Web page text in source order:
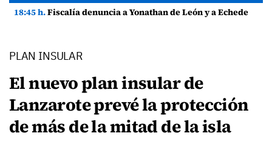
18:45 h.Fiscalía denuncia a Yonathan de León y a Echedey Eugenio por presuntas anomalías en contratos festivos
PLAN INSULAR
El nuevo plan insular de
Lanzarote prevé la protección
de más de la mitad de la isla